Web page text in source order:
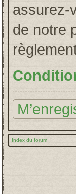
assurez-
de notre
Index du forum